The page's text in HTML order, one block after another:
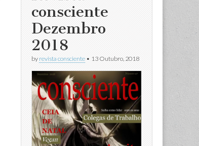
consciente
Dezembro
2018
by revista consciente • 13 Outubro, 2018